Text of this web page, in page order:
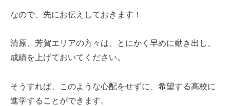
なので、先にお伝えしておきます！
清原、芳賀エリアの方々は、とにかく早めに動き出し、
成績を上げておいてください。
そうすれば、このような心配をせずに、希望する高校に
進学することができます。